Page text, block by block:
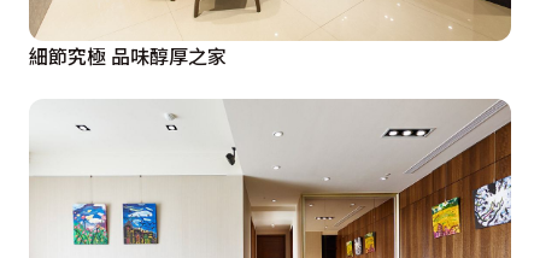
細節究極 品味醇厚之家